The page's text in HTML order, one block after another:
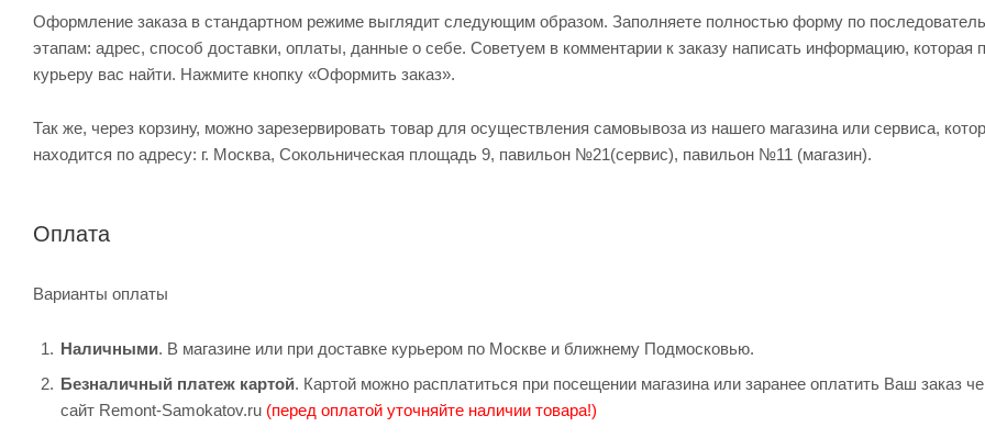
Оформление заказа в стандартном режиме выглядит следующим образом. Заполняете полностью форму по
этапам: адрес, способ доставки, оплаты, данные о себе. Советуем в комментарии к заказу написать информацию, которая
курьеру вас найти. Нажмите кнопку «Оформить заказ».
Так же, через корзину, можно зарезервировать товар для осуществления самовывоза из нашего магазина или сервиса,
находится по адресу: г. Москва, Сокольническая площадь 9, павильон №21(сервис), павильон №11 (магазин).
Оплата
Варианты оплаты
Наличными. В магазине или при доставке курьером по Москве и ближнему Подмосковью.
Безналичный платеж картой. Картой можно расплатиться при посещении магазина или заранее оплатить Ваш заказ
сайт Remont-Samokatov.ru (перед оплатой уточняйте наличии товара!)